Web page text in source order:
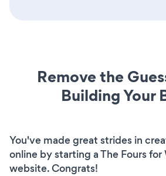
Remove the
Building Your
You've made great strides in
online by starting a The Fours for
website. Congrats!